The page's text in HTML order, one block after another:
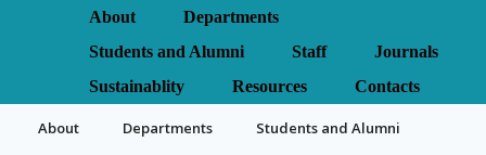
About
Departments
Students and Alumni
Staff
Journals
Sustainablity
Resources Contacts
About Departments Students and Alumni